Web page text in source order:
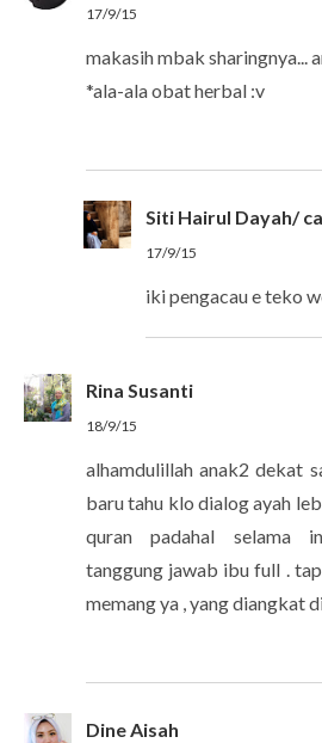
17/9/15
makasih mbak sharingnya...
*ala-ala obat herbal :v
Siti Hairul Dayah/
17/9/15
iki pengacau e teko
Rina Susanti
18/9/15
alhamdulillah anak2 dekat
baru tahu klo dialog ayah
quran padahal selama
tanggung jawab ibu full .
memang ya , yang diangkat
Dine Aisah